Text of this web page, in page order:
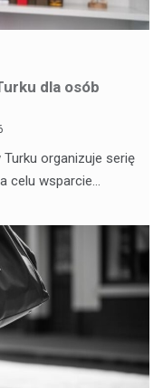
dla osób
organizuje serię
celu wsparcie…